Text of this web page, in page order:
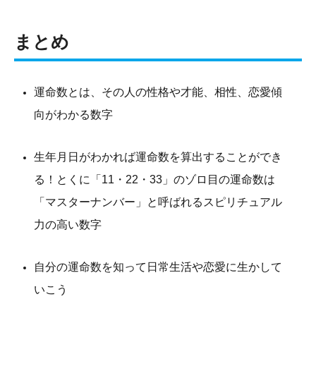
まとめ
運命数とは、その人の性格や才能、相性、恋愛傾
向がわかる数字
生年月日がわかれば運命数を算出することができ
る！とくに「11・22・33」のゾロ目の運命数は
「マスターナンバー」と呼ばれるスピリチュアル
力の高い数字
自分の運命数を知って日常生活や恋愛に生かして
いこう